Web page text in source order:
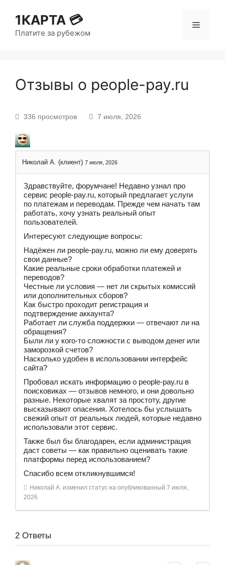
1КАРТА 💳
Платите за рубежом
Отзывы о people-pay.ru
336 просмотров 7 июля, 2026
Николай А. (клиент) 7 июля, 2026
Здравствуйте, форумчане! Недавно узнал про
сервис people-pay.ru, который предлагает услуги
по платежам и переводам. Прежде чем начать там
работать, хочу узнать реальный опыт
пользователей.
Интересуют следующие вопросы:
Надёжен ли people-pay.ru, можно ли ему доверять
свои данные?
Какие реальные сроки обработки платежей и
переводов?
Честные ли условия — нет ли скрытых комиссий
или дополнительных сборов?
Как быстро проходит регистрация и
подтверждение аккаунта?
Работает ли служба поддержки — отвечают ли на
обращения?
Были ли у кого-то сложности с выводом денег или
заморозкой счетов?
Насколько удобен в использовании интерфейс
сайта?
Пробовал искать информацию о people-pay.ru в
поисковиках — отзывов немного, и они довольно
разные. Некоторые хвалят за простоту, другие
высказывают опасения. Хотелось бы услышать
свежий опыт от реальных людей, которые недавно
использовали этот сервис.
Также был бы благодарен, если администрация
даст советы — как правильно оценивать такие
платформы перед использованием?
Спасибо всем откликнувшимся!
Николай А. изменил статус на опубликованный 7 июля,
2026
2 Ответы